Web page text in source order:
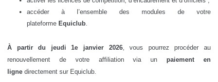
accéder à l’ensemble des modules de votre
plateforme Equiclub.
À partir du jeudi 1e janvier 2026, vous pourrez procéder au
renouvellement de votre affiliation via un
paiement en
ligne directement sur Equiclub.